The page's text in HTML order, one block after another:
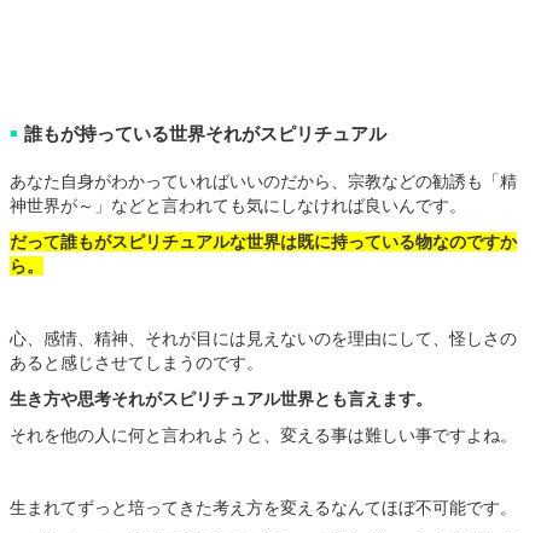
■ 誰もが持っている世界それがスピリチュアル
あなた自身がわかっていればいいのだから、宗教などの勧誘も「精
神世界が～」などと言われても気にしなければ良いんです。
だって誰もがスピリチュアルな世界は既に持っている物なのですか
ら。
心、感情、精神、それが目には見えないのを理由にして、怪しさの
あると感じさせてしまうのです。
生き方や思考それがスピリチュアル世界とも言えます。
それを他の人に何と言われようと、変える事は難しい事ですよね。
生まれてずっと培ってきた考え方を変えるなんてほぼ不可能です。